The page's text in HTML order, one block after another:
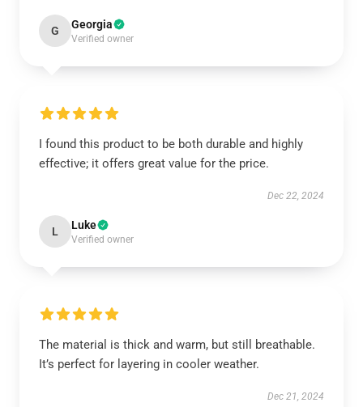
G Georgia
Verified owner
I found this product to be both durable and highly
effective; it offers great value for the price.
Dec 22, 2024
L Luke
Verified owner
The material is thick and warm, but still breathable.
It’s perfect for layering in cooler weather.
Dec 21, 2024